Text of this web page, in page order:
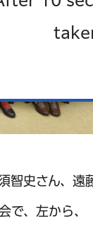
智史さん、遠
で、左から、